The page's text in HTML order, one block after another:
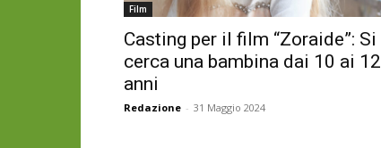
Film
Casting per il film “Zoraide”: Si
cerca una bambina dai 10 ai 12
anni
Redazione - 31 Maggio 2024